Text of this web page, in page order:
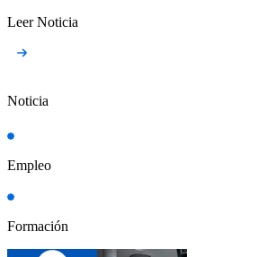
Leer Noticia
Noticia
Empleo
Formación